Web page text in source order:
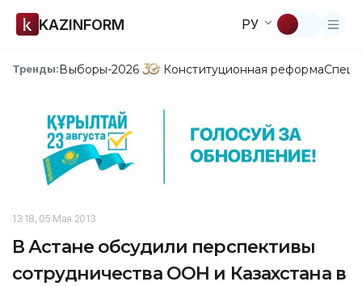
KAZINFORM РУ
Тренды:Выборы-2026 Конституционная реформа
13:18, 05 Мая 2013
В Астане обсудили перспективы
сотрудничества ООН и Казахстана в